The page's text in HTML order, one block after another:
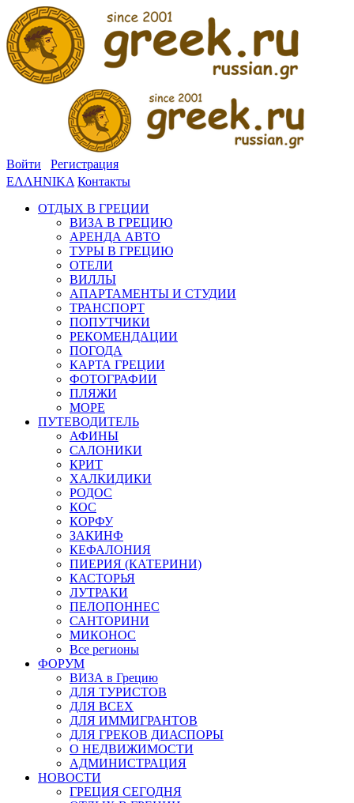
Войти
Регистрация
ΕΛΛΗΝΙΚΑ Контакты
ОТДЫХ В ГРЕЦИИ
ВИЗА В ГРЕЦИЮ
АРЕНДА АВТО
ТУРЫ В ГРЕЦИЮ
ОТЕЛИ
ВИЛЛЫ
АПАРТАМЕНТЫ И СТУДИИ
ТРАНСПОРТ
ПОПУТЧИКИ
РЕКОМЕНДАЦИИ
ПОГОДА
КАРТА ГРЕЦИИ
ФОТОГРАФИИ
ПЛЯЖИ
МОРЕ
ПУТЕВОДИТЕЛЬ
АФИНЫ
САЛОНИКИ
КРИТ
ХАЛКИДИКИ
РОДОС
КОС
КОРФУ
ЗАКИНФ
КЕФАЛОНИЯ
ПИЕРИЯ (КАТЕРИНИ)
КАСТОРЬЯ
ЛУТРАКИ
ПЕЛОПОННЕС
САНТОРИНИ
МИКОНОС
Все регионы
ФОРУМ
ВИЗА в Грецию
ДЛЯ ТУРИСТОВ
ДЛЯ ВСЕХ
ДЛЯ ИММИГРАНТОВ
ДЛЯ ГРЕКОВ ДИАСПОРЫ
О НЕДВИЖИМОСТИ
АДМИНИСТРАЦИЯ
НОВОСТИ
ГРЕЦИЯ СЕГОДНЯ